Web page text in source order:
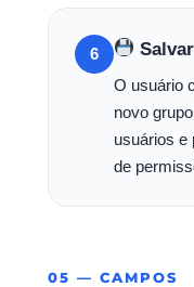
6
O usuário
novo
usuários e
de
05 — CAMPOS